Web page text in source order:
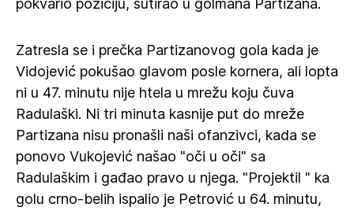
pokvario poziciju, šutirao u golmana Partizana.
Zatresla se i prečka Partizanovog gola kada je
Vidojević pokušao glavom posle kornera, ali lopta
ni u 47. minutu nije htela u mrežu koju čuva
Radulaški. Ni tri minuta kasnije put do mreže
Partizana nisu pronašli naši ofanzivci, kada se
ponovo Vukojević našao "oči u oči" sa
Radulaškim i gađao pravo u njega. "Projektil " ka
golu crno-belih ispalio je Petrović u 64. minutu,